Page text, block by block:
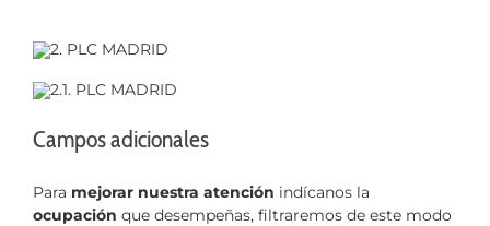
Campos adicionales
Para mejorar nuestra atención indícanos la
ocupación que desempeñas, filtraremos de este modo